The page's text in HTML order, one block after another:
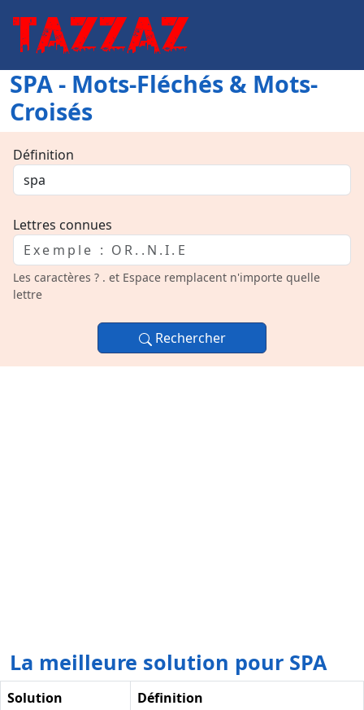
SPA - Mots-Fléchés & Mots-
Croisés
Définition
Lettres connues
Les caractères ? . et Espace remplacent n'importe quelle
lettre
Rechercher
La meilleure solution pour SPA
Solution
Définition